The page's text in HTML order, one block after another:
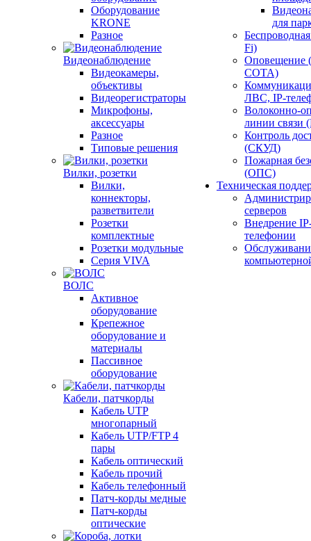
Оборудование
KRONE
Разное
Видеонаблюдение
Видеокамеры,
объективы
Видеорегистраторы
Микрофоны,
аксессуары
Разное
Типовые решения
Вилки, розетки
Вилки,
коннекторы,
разветвители
Розетки
комплектные
Розетки модульные
Серия VIVA
ВОЛС
Активное
оборудование
Крепежное
оборудование и
материалы
Пассивное
оборудование
Кабели, патчкорды
Кабель UTP
многопарный
Кабель UTP/FTP 4
пары
Кабель оптический
Кабель прочий
Кабель телефонный
Патч-корды медные
Патч-корды
оптические
для
Fi)
СОТА)
ЛВС, IP-
Волоконно-
линии
Контроль
(СКУД)
Пожарная
(ОПС)
Техническая
серверов
Внедрение
телефонии